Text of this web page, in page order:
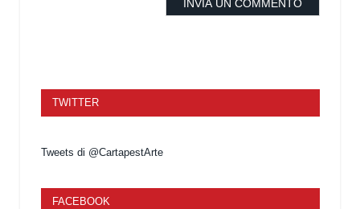
TWITTER
Tweets di @CartapestArte
FACEBOOK